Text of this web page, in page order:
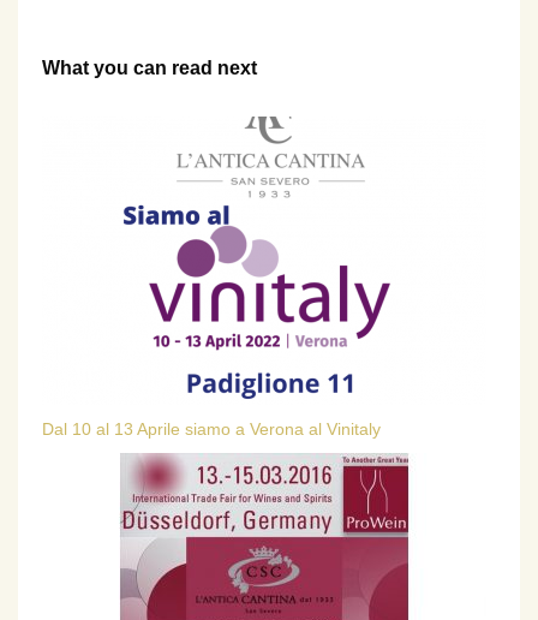
What you can read next
Dal 10 al 13 Aprile siamo a Verona al Vinitaly